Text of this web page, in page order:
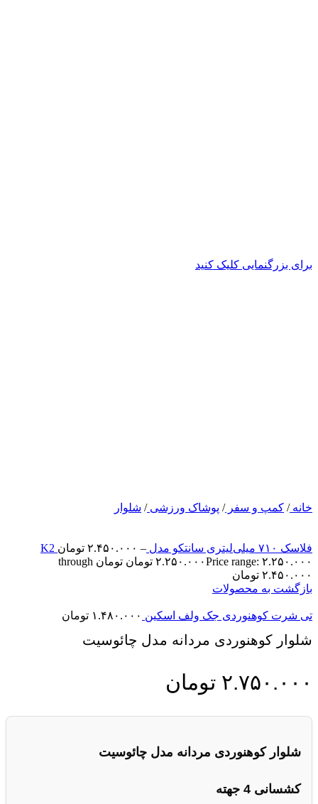
برای بزرگنمایی کلیک کنید
خانه/ کمپ و سفر/ پوشاک ورزشی/ شلوار
فلاسک ۷۱۰ میلی‌لیتری سانتکو مدل K2 ۲.۴۵۰.۰۰۰ تومان
–
۲.۲۵۰.۰۰۰ تومان
Price range: ۲.۲۵۰.۰۰۰ تومان through
۲.۴۵۰.۰۰۰ تومان
بازگشت به محصولات
تی شرت کوهنوردی جک ولف اسکین ۱.۴۸۰.۰۰۰ تومان
شلوار کوهنوردی مردانه مدل چائوسیت
۲.۷۵۰.۰۰۰ تومان
شلوار کوهنوردی مردانه مدل چائوسیت
کشسانی 4 جهته